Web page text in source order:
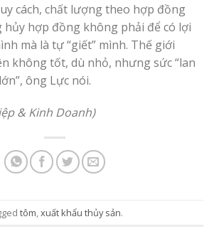
cách, chất lượng theo hợp đồng
hợp đồng không phải để có lợi
mà là tự “giết” mình. Thế giới
không tốt, dù nhỏ, nhưng sức “lan
ông Lực nói.
& Kinh Doanh)
tôm,xuất khẩu thủy sản.